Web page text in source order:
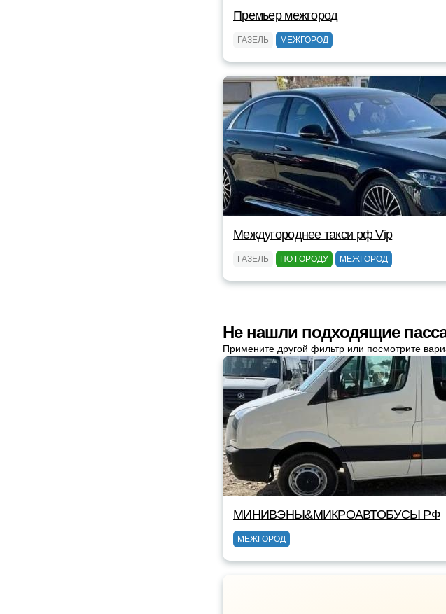
Премьер межгород
ГАЗЕЛЬ МЕЖГОРОД
Междугороднее такси рф Vip
ГАЗЕЛЬ ПО ГОРОДУ МЕЖГОРОД
Не нашли подходящие
Примените другой фильтр или посмотрите
МИНИВЭНЫ&МИКРОАВТОБУСЫ РФ
МЕЖГОРОД